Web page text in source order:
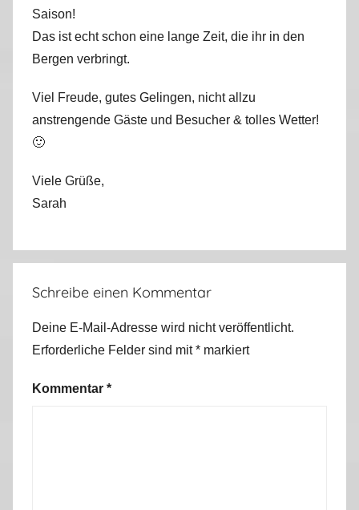
Saison!
Das ist echt schon eine lange Zeit, die ihr in den
Bergen verbringt.
Viel Freude, gutes Gelingen, nicht allzu
anstrengende Gäste und Besucher & tolles Wetter!
🙂
Viele Grüße,
Sarah
Schreibe einen Kommentar
Deine E-Mail-Adresse wird nicht veröffentlicht.
Erforderliche Felder sind mit* markiert
Kommentar *